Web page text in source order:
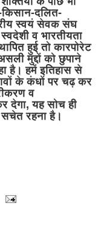
दलित-
स्वयं सेवक संघ
व भारतीयता
हुई तो कारपोरेट
मुद्दों को छुपाने
है। हमें इतिहास से
के कंधों पर चढ़ कर
व
यह सोच ही
सचेत रहना है।